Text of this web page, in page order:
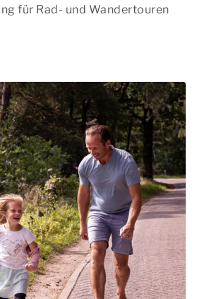
für Rad- und Wandertouren